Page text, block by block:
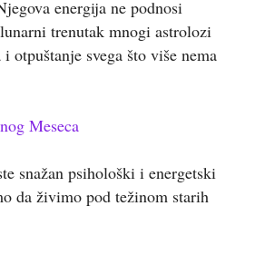
energija ne podnosi
trenutak mnogi astrolozi
svega što više nema
Meseca
snažan psihološki i energetski
da živimo pod težinom starih